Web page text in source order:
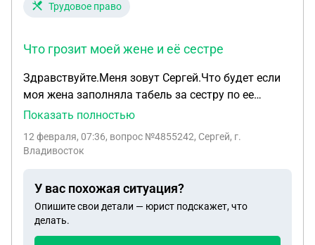
Трудовое право
Что грозит моей жене и её сестре
Здравствуйте.Меня зовут Сергей.Что будет если
моя жена заполняла табель за сестру по ее
просьбе и сдавала в организацию где она
получала зарплату.Сейчас работает
Показать полностью
12 февраля, 07:36, вопрос №4855242, Сергей, г.
Владивосток
У вас похожая ситуация?
Опишите свои детали — юрист подскажет, что
делать.